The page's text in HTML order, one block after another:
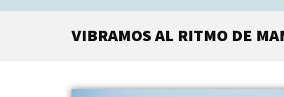
VIBRAMOS AL RITMO DE